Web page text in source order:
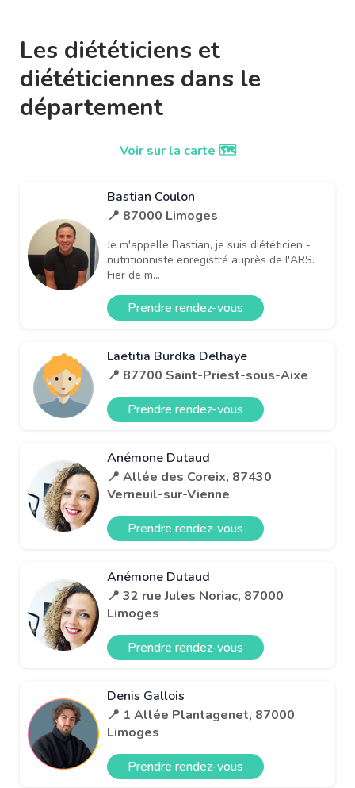
Les diététiciens et
diététiciennes dans le
département
Voir sur la carte 🗺️
Bastian Coulon
📍 87000 Limoges
Je m'appelle Bastian, je suis diététicien -
nutritionniste enregistré auprès de l'ARS.
Fier de m...
Prendre rendez-vous
Laetitia Burdka Delhaye
📍 87700 Saint-Priest-sous-Aixe
Prendre rendez-vous
Anémone Dutaud
📍 Allée des Coreix, 87430
Verneuil-sur-Vienne
Prendre rendez-vous
Anémone Dutaud
📍 32 rue Jules Noriac, 87000
Limoges
Prendre rendez-vous
Denis Gallois
📍 1 Allée Plantagenet, 87000
Limoges
Prendre rendez-vous